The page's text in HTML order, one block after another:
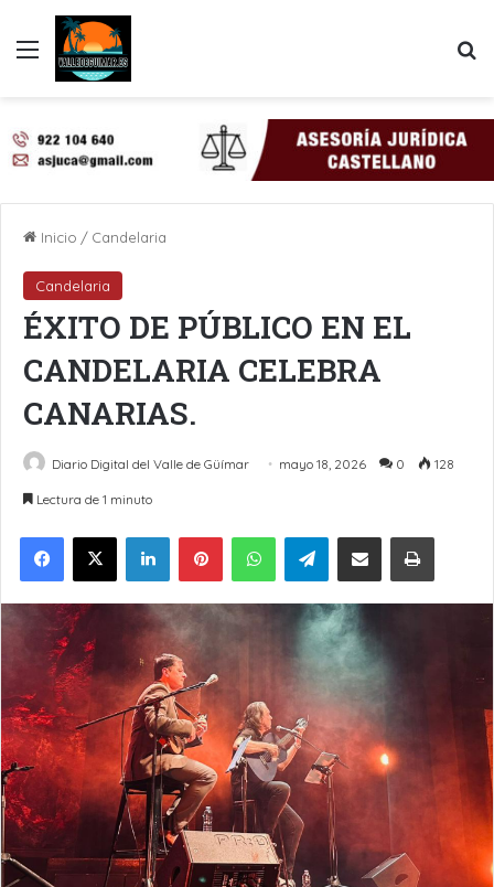
Menú
Inicio / Candelaria
Candelaria
ÉXITO DE PÚBLICO EN EL
CANDELARIA CELEBRA
CANARIAS.
Diario Digital del Valle de Güímar mayo 18, 2026 0 128
Lectura de 1 minuto
LinkedInPinterestWhatsAppTelegramCompartir por Email Imprimir